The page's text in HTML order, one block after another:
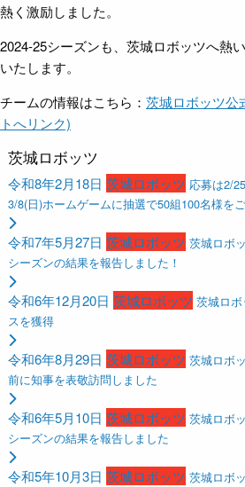
熱く激励しました。
2024-25シーズンも、茨城ロボッツへ熱
いたします。
チームの情報はこちら： 茨城ロボッツ公
トへリンク)
茨城ロボッツ
令和8年2月18日 茨城ロボッツ 応募は2/
3/8(日)ホームゲームに抽選で50組100名様を
令和7年5月27日 茨城ロボッツ 茨城ロボ
シーズンの結果を報告しました！
令和6年12月20日 茨城ロボッツ 茨城ロ
スを獲得
令和6年8月29日 茨城ロボッツ 茨城ロボ
前に知事を表敬訪問しました
令和6年5月10日 茨城ロボッツ 茨城ロボ
シーズンの結果を報告しました
令和5年10月3日 茨城ロボッツ 茨城ロボ